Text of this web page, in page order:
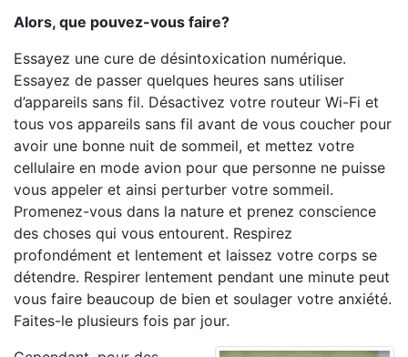
Alors, que pouvez-vous faire?
Essayez une cure de désintoxication numérique.
Essayez de passer quelques heures sans utiliser
d’appareils sans fil. Désactivez votre routeur Wi-Fi et
tous vos appareils sans fil avant de vous coucher pour
avoir une bonne nuit de sommeil, et mettez votre
cellulaire en mode avion pour que personne ne puisse
vous appeler et ainsi perturber votre sommeil.
Promenez-vous dans la nature et prenez conscience
des choses qui vous entourent. Respirez
profondément et lentement et laissez votre corps se
détendre. Respirer lentement pendant une minute peut
vous faire beaucoup de bien et soulager votre anxiété.
Faites-le plusieurs fois par jour.